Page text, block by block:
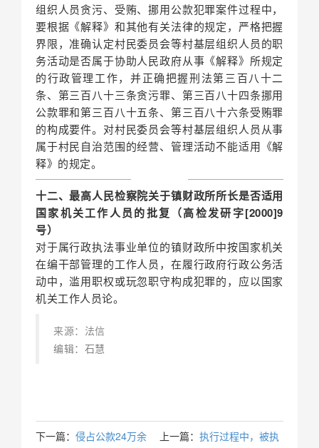
组织人员贪污、受贿、挪用公款犯罪案件过程中，
要根据《解释》和其他有关法律的规定，严格把握
界限，准确认定村民委员会等村基层组织人员的职
务活动是否属于协助人民政府从事《解释》所规定
的行政管理工作，并正确把握刑法第三百八十二
条、第三百八十三条贪污罪、第三百八十四条挪用
公款罪和第三百八十五条、第三百八十六条受贿罪
的构成要件。对村民委员会等村基层组织人员从事
属于村民自治范围的经营、管理活动不能适用《解
释》的规定。
十二、最高人民检察院关于镇财政所所长是否适用
国家机关工作人员的批复（高检发研字[2000]9
号）
对于属行政执法事业单位的镇财政所中按国家机关
在编干部管理的工作人员，在履行政府行政公务活
动中，滥用职权或玩忽职守构成犯罪的，应以国家
机关工作人员论。
来源：法信
编辑：石慧
上一篇： 执行过程中，被执
下一篇： 侵占公款24万余